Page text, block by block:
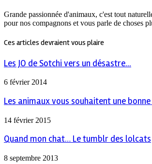
Grande passionnée d'animaux, c'est tout
pour nos compagnons et vous parle de choses
Ces articles devraient vous plaire
Les JO de Sotchi vers un désastre...
6 février 2014
Les animaux vous souhaitent une bonne
14 février 2015
Quand mon chat… Le tumblr des lolcats
8 septembre 2013